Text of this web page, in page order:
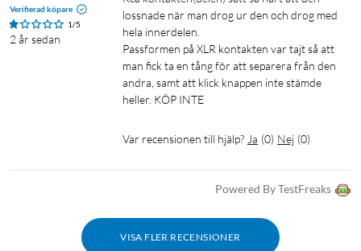
Verifierad köpare
1/5
2 år sedan
lossnade när man drog ur den och drog med
hela innerdelen.
Passformen på XLR kontakten var tajt så att
man fick ta en tång för att separera från den
andra, samt att klick knappen inte stämde
heller. KÖP INTE
Var recensionen till hjälp? Ja (0) Nej (0)
Powered By TestFreaks
VISA FLER RECENSIONER